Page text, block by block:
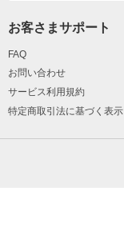
お客さまサポート
FAQ
お問い合わせ
サービス利用規約
特定商取引法に基づく表示